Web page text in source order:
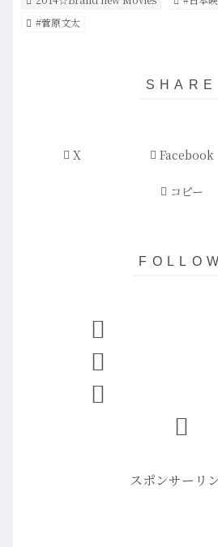
#菅原文太
X Facebook
コピー
スポンサーリ